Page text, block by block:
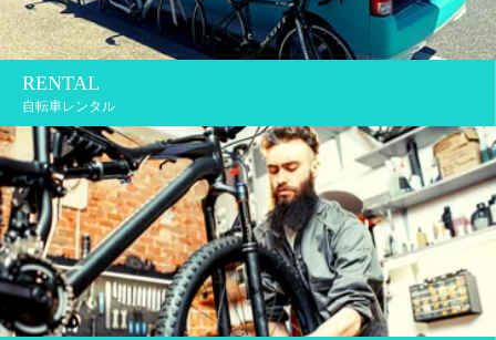
RENTAL
自転車レンタル